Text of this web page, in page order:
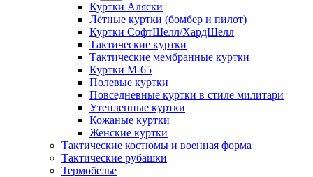
Куртки Аляски
Лётные куртки (бомбер и пилот)
Куртки СофтШелл/ХардШелл
Тактические куртки
Тактические мембранные куртки
Куртки М-65
Полевые куртки
Повседневные куртки в стиле милитари
Утепленные куртки
Кожаные куртки
Женские куртки
Тактические костюмы и военная форма
Тактические рубашки
Термобелье